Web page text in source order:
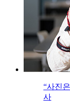
“사진
사